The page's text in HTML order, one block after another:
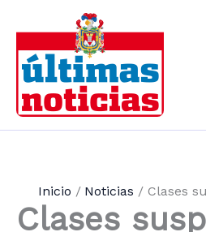
contenido
Inicio Noticias Clases
Clases